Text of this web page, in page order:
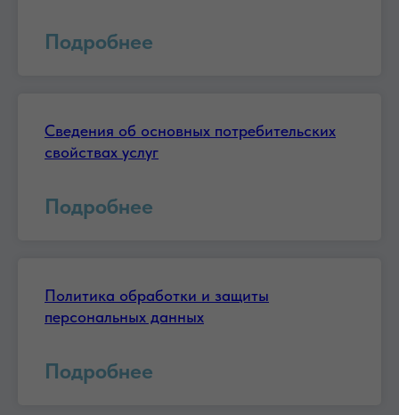
Подробнее
Сведения об основных потребительских
свойствах услуг
Подробнее
Политика обработки и защиты
персональных данных
Подробнее